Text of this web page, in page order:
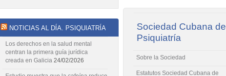
NOTICIAS AL DÍA. PSIQUIATRÍA
Los derechos en la salud mental
centran la primera guía jurídica
creada en Galicia 24/02/2026
Sociedad Cubana de
Psiquiatría
Sobre la Sociedad
Estatutos Sociedad Cubana de